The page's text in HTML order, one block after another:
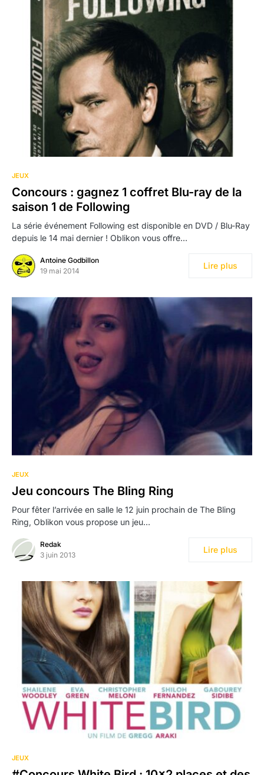
JEUX
Concours : gagnez 1 coffret Blu-ray de la
saison 1 de Following
La série événement Following est disponible en DVD / Blu-Ray
depuis le 14 mai dernier ! Oblikon vous offre…
Antoine Godbillon
19 mai 2014
Lire plus
JEUX
Jeu concours The Bling Ring
Pour fêter l’arrivée en salle le 12 juin prochain de The Bling
Ring, Oblikon vous propose un jeu…
Redak
3 juin 2013
Lire plus
JEUX